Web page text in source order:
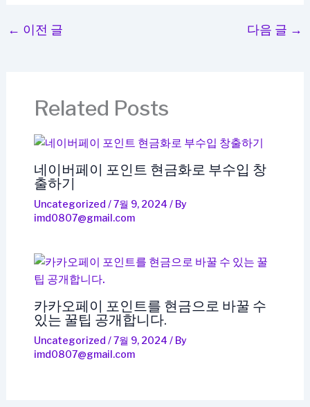
← 이전 글 다음 글 →
Related Posts
네이버페이 포인트 현금화로 부수입 창
출하기
Uncategorized /7월 9, 2024 / By
imd0807@gmail.com
카카오페이 포인트를 현금으로 바꿀 수
있는 꿀팁 공개합니다.
Uncategorized /7월 9, 2024 / By
imd0807@gmail.com